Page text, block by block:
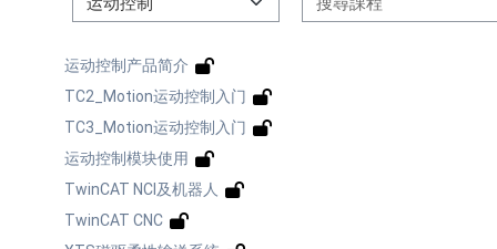
PC-Control杂志
Beckhoff在线帮助
ETG中国
Beckhoff USA 培训网站
运动控制产品简介
TC2_Motion运动控制入门
TC3_Motion运动控制入门
运动控制模块使用
TwinCAT NCI及机器人
TwinCAT CNC